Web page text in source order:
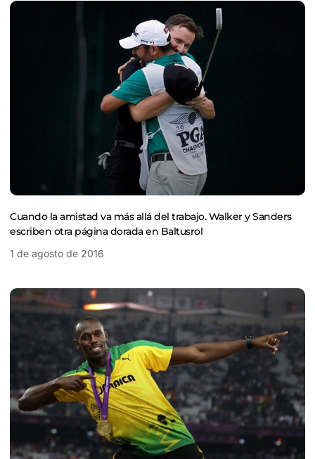
Cuando la amistad va más allá del trabajo. Walker y Sanders
escriben otra página dorada en Baltusrol
1 de agosto de 2016